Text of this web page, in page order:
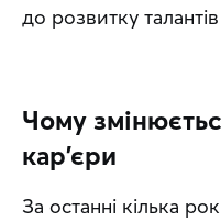
до розвитку
Чому
кар'єри
За останні кілька